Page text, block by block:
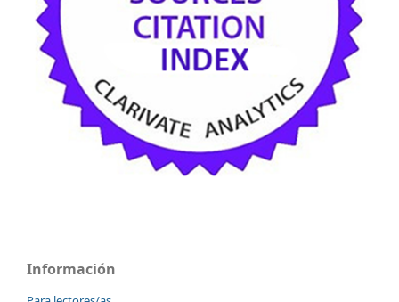
Información